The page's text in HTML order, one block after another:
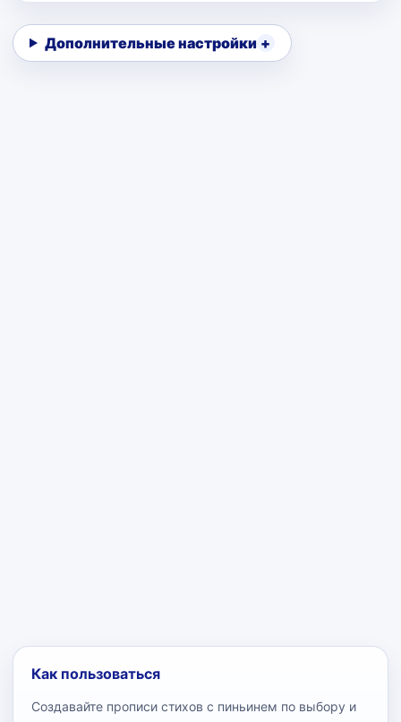
Дополнительные настройки
Как пользоваться
Создавайте прописи стихов с пиньинем по выбору и